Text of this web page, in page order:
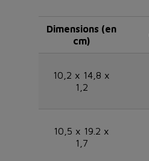
Dimensions (en
cm)
10,2 x 14,8 x
1,2
10,5 x 19.2 x
1,7